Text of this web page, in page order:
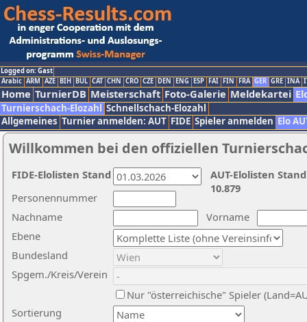
Logged on: Gast
Arabic ARM AZE BIH BUL CAT CHN CRO CZE DEN ENG ESP FAI FIN FRA GER GRE INA
Home TurnierDB Meisterschaft Foto-Galerie Meldekartei
Turnierschach-Elozahl Schnellschach-Elozahl
Allgemeines Turnier anmelden: AUT FIDE Spieler anmelden Elo
Willkommen bei den offiziellen
Nachname
Vorname
Ebene
Sortierung
Personennummer
Bundesland
Spgem./Kreis/Verein
Nur "österreichische" Spieler
AUT-Elolisten
10.879
FIDE-Elolisten Stand